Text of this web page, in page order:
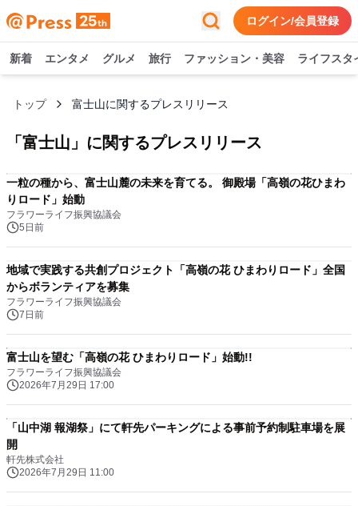
ログイン/会員登録
新着 エンタメ グルメ 旅行 ファッション・美容 ライフスタ
トップ 富士山に関するプレスリリース
「 富士山 」に関するプレスリリース
一粒の種から、富士山麓の未来を育てる。 御殿場「高嶺の花ひまわ
りロード」始動
フラワーライフ振興協議会
5日前
地域で実践する共創プロジェクト「高嶺の花 ひまわりロード」全国
からボランティアを募集
フラワーライフ振興協議会
7日前
富士山を望む「高嶺の花 ひまわりロード」始動!!
フラワーライフ振興協議会
2026年7月29日 17:00
「山中湖 報湖祭」にて軒先パーキングによる事前予約制駐車場を展
開
軒先株式会社
2026年7月29日 11:00